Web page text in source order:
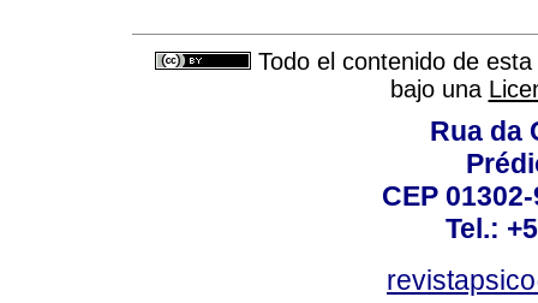
Todo el contenido de
bajo una
Rua da
CEP
Tel.: